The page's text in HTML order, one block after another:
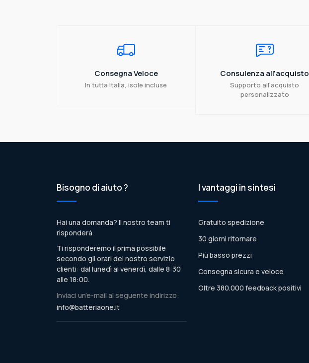
Consegna Veloce
In tutta Italia, isole incluse
Consulenza all'acquisto
Supporto all'acquisto
personalizzato
Bisogno di aiuto ?
Hai una domanda? Il nostro team ti
risponderà
Ti risponderemo il prima possibile
secondo gli orari del nostro servizio
clienti: dal lunedì al venerdì, dalle 8:30
alle 18:00.
Inviaci un'e-mail al seguente indirizzo:
info@batteriaone.it
I vantaggi in sintesi
Gratuito spedizione
30 giorni ritornare
Più basso prezzi
Consegna sicura e veloce
Oltre 380.000 feedback positivi